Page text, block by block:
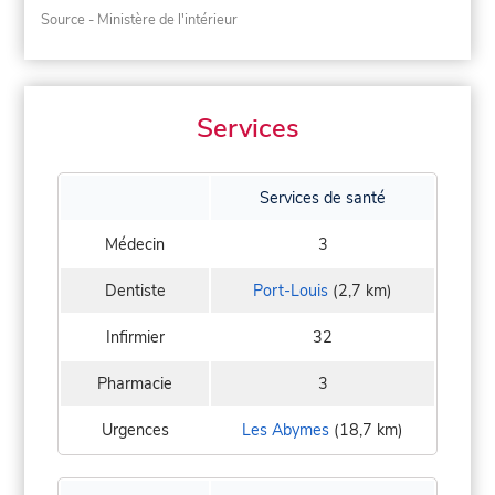
Source - Ministère de l'intérieur
Services
Services de santé
Médecin 3
Dentiste Port-Louis (2,7 km)
Infirmier 32
Pharmacie 3
Urgences Les Abymes (18,7 km)